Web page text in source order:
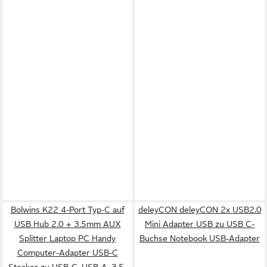
Bolwins K22 4-Port Typ-C auf
USB Hub 2.0 + 3.5mm AUX
Splitter Laptop PC Handy
Computer-Adapter USB-C
deleyCON deleyCON 2x USB2.0
Mini Adapter USB zu USB C-
Buchse Notebook USB-Adapter